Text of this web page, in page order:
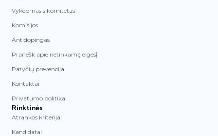
Vykdomasis komitetas
Komisijos
Antidopingas
Pranešk apie netinkamą elgesį
Patyčių prevencija
Kontaktai
Privatumo politika
Rinktinės
Atrankos kriterijai
Kandidatai